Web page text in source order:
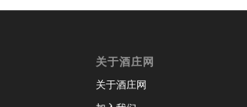
关于酒庄网
关于酒庄网